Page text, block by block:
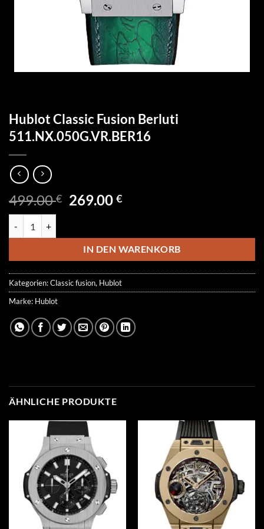
Hublot Classic Fusion Berluti
511.NX.050G.VR.BER16
499.00€ Ursprünglicher
499.00 €
269.00€Aktueller
269.00 €.
IN DEN WARENKORB
Kategorien:Classic fusion, Hublot
Marke: Hublot
ÄHNLICHE PRODUKTE